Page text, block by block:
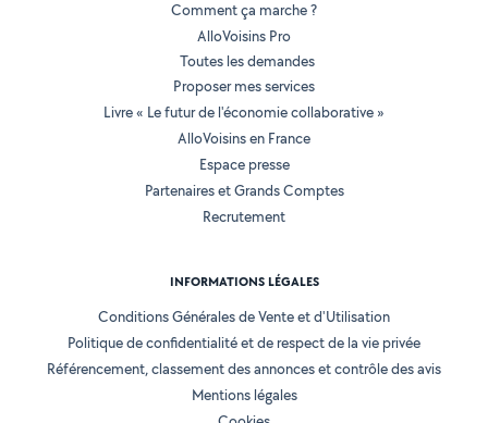
Comment ça marche ?
AlloVoisins Pro
Toutes les demandes
Proposer mes services
Livre « Le futur de l'économie collaborative »
AlloVoisins en France
Espace presse
Partenaires et Grands Comptes
Recrutement
INFORMATIONS LÉGALES
Conditions Générales de Vente et d'Utilisation
Politique de confidentialité et de respect de la vie privée
Référencement, classement des annonces et contrôle des avis
Mentions légales